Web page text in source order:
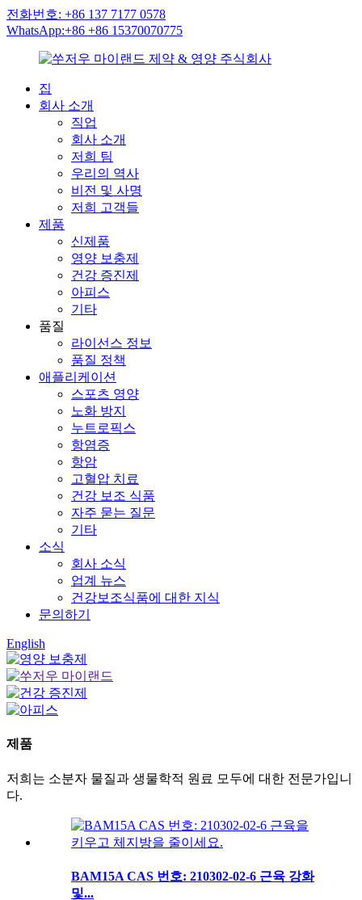
전화번호: +86 137 7177 0578
WhatsApp:+86 +86 15370070775
집
회사 소개
직업
회사 소개
저희 팀
우리의 역사
비전 및 사명
저희 고객들
제품
신제품
영양 보충제
건강 증진제
아피스
기타
품질
라이선스 정보
품질 정책
애플리케이션
스포츠 영양
노화 방지
누트로픽스
항염증
항암
고혈압 치료
건강 보조 식품
자주 묻는 질문
기타
소식
회사 소식
업계 뉴스
건강보조식품에 대한 지식
문의하기
English
제품
저희는 소분자 물질과 생물학적 원료 모두에 대한 전문가입니
다.
BAM15A CAS 번호: 210302-02-6 근육 강화
및...